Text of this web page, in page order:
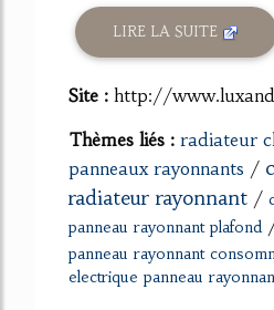
LIRE LA SUITE
Site : http://
Thèmes liés : radiateur
panneaux rayonnants /
radiateur rayonnant /
panneau rayonnant plafond
panneau rayonnant
electrique panneau